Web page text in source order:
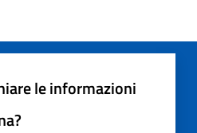
le informazioni